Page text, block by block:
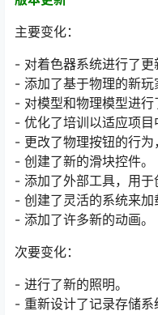
主要变化：
- 对着色器系统进行了更
- 添加了基于物理的新玩
- 对模型和物理模型进行
- 优化了培训以适应项目
- 更改了物理按钮的行为
- 创建了新的滑块控件。
- 添加了外部工具，用于
- 创建了灵活的系统来加
- 添加了许多新的动画。
次要变化：
- 进行了新的照明。
- 重新设计了记录存储系